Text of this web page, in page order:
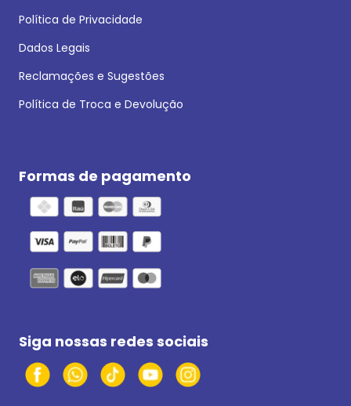
Política de Privacidade
Dados Legais
Reclamações e Sugestões
Política de Troca e Devolução
Formas de pagamento
Siga nossas redes sociais